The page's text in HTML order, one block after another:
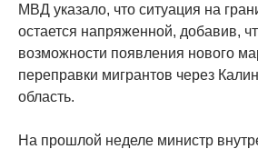
МВД указало, что ситуация на
остается напряженной, добавив,
возможности появления нового
переправки мигрантов через
область.
На прошлой неделе министр